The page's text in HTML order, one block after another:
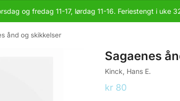
og fredag 11-17, lørdag 11-16. Feriestengt i uke
ånd og skikkelser
Sagaenes
Kinck, Hans E.
kr 80